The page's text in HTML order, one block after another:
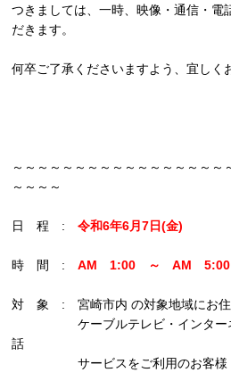
つきましては、一時、映像・通信・電
だきます。
何卒ご了承くださいますよう、宜しく
～～～～～～～～～～～～～～～～～
～～～～
日 程 :令和6年6月7日(金)
時 間 :AM 1:00 ～ AM 5:00
対 象 : 宮崎市内 の対象地域にお住
ケーブルテレビ・インターネ
話
サービスをご利用のお客様